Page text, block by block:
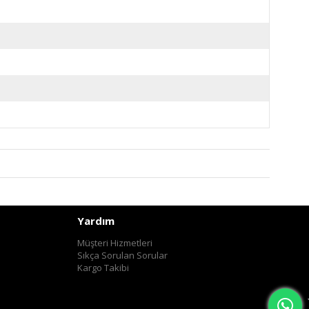
Yardım
Müşteri Hizmetleri
Sıkça Sorulan Sorular
Kargo Takibi